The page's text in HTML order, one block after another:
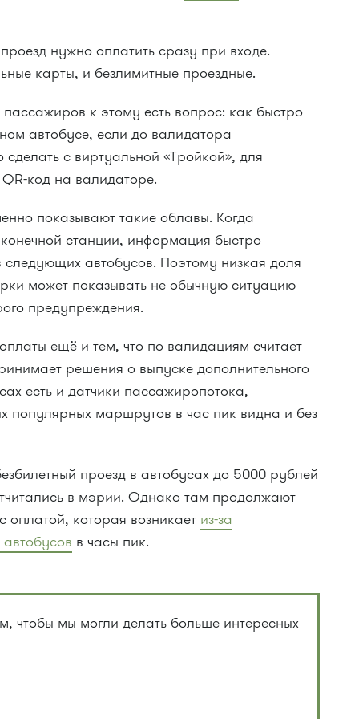
нужно оплатить сразу при входе.
карты, и безлимитные проездные.
к этому есть вопрос: как быстро
автобусе, если до валидатора
с виртуальной «Тройкой», для
код на валидаторе.
показывают такие облавы. Когда
станции, информация быстро
автобусов. Поэтому низкая доля
может показывать не обычную ситуацию
предупреждения.
ещё и тем, что по валидациям считает
решения о выпуске дополнительного
есть и датчики пассажиропотока,
популярных маршрутов в час пик видна и без
проезд в автобусах до 5000 рублей
в мэрии. Однако там продолжают
оплатой, которая возникает из-за
в часы пик.
чтобы мы могли делать больше интересных